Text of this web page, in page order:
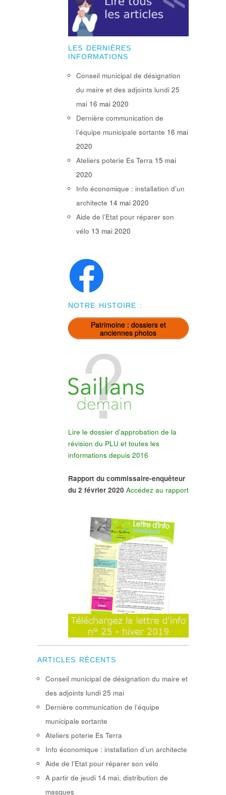
LES DERNIÈRES
INFORMATIONS
Conseil municipal de désignation
du maire et des adjoints lundi 25
mai 16 mai 2020
Dernière communication de
l’équipe municipale sortante 16 mai
2020
Ateliers poterie Es Terra 15 mai
2020
Info économique : installation d’un
architecte 14 mai 2020
Aide de l’Etat pour réparer son
vélo 13 mai 2020
NOTRE HISTOIRE :
Patrimoine : dossiers et
anciennes photos
Lire le dossier d'approbation de la
révision du PLU et toutes les
informations depuis 2016
Rapport du commissaire-enquêteur
du 2 février 2020 Accédez au rapport
ARTICLES RÉCENTS
Conseil municipal de désignation du maire et
des adjoints lundi 25 mai
Dernière communication de l’équipe
municipale sortante
Ateliers poterie Es Terra
Info économique : installation d’un architecte
Aide de l’Etat pour réparer son vélo
A partir de jeudi 14 mai, distribution de
masques